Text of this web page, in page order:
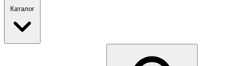
Каталог